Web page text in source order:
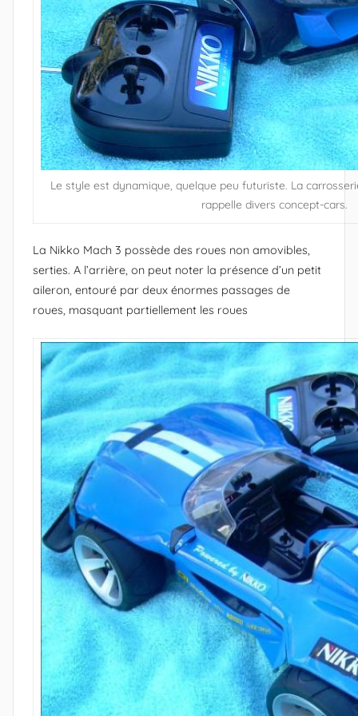
Le style est dynamique, quelque peu futuriste. La
rappelle divers concept-cars.
La Nikko Mach 3 possède des roues non amovibles,
serties. A l’arrière, on peut noter la présence d’un petit
aileron, entouré par deux énormes passages de
roues, masquant partiellement les roues